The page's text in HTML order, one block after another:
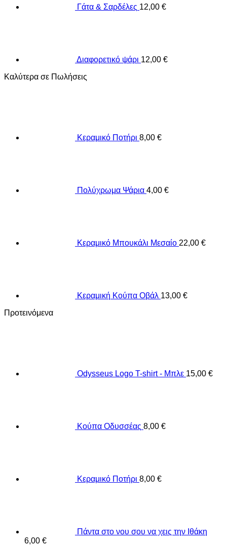
Γάτα & Σαρδέλες 12,00 €
Διαφορετικό ψάρι 12,00 €
Καλύτερα σε Πωλήσεις
Κεραμικό Ποτήρι 8,00 €
Πολύχρωμα Ψάρια 4,00 €
Κεραμικό Μπουκάλι Μεσαίο 22,00 €
Κεραμική Κούπα Οβάλ 13,00 €
Προτεινόμενα
Odysseus Logo T-shirt - Μπλε 15,00 €
Κούπα Οδυσσέας 8,00 €
Κεραμικό Ποτήρι 8,00 €
Πάντα στο νου σου να χεις την Ιθάκη
6,00 €